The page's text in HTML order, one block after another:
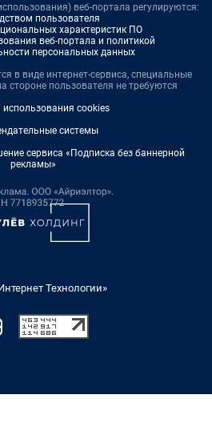
веб-портала регулируются:
пользователя
характеристик ПО
веб-портала и политикой
персональных данных
в виде интернет-сервиса, специальные
стороне пользователя не требуются
использования cookies
системы
сервиса «Подписка без баннерной
рекламы»
Технологии»